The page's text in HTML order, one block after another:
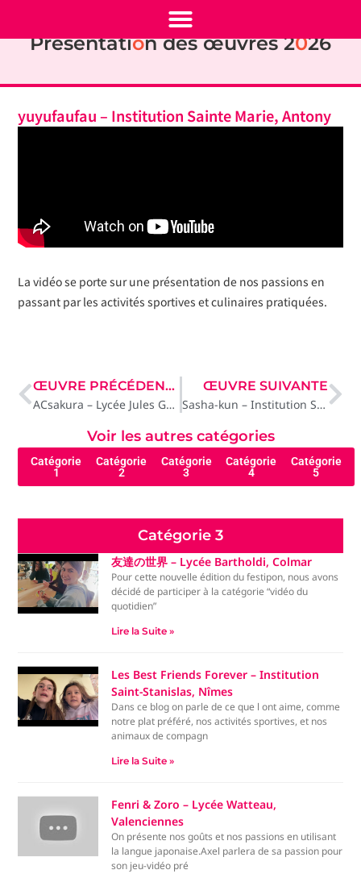
Présentation des œuvres 2026
yuyufaufau – Institution Sainte Marie, Antony
La vidéo se porte sur une présentation de nos passions en
passant par les activités sportives et culinaires pratiquées.
ŒUVRE PRÉCÉDENTE
ACsakura – Lycée Jules Guesde, Montpellier
ŒUVRE SUIVANTE
Sasha-kun – Institution Saint-Stanislas, Nîmes
Voir les autres catégories
Catégorie
1
Catégorie
2
Catégorie
3
Catégorie
4
Catégorie
5
Catégorie 3
友達の世界 – Lycée Bartholdi, Colmar
Pour cette nouvelle édition du festipon, nous avons
décidé de participer à la catégorie “vidéo du
quotidien”
Lire la Suite »
Les Best Friends Forever – Institution
Saint-Stanislas, Nîmes
Dans ce blog on parle de ce que l ont aime, comme
notre plat préféré, nos activités sportives, et nos
animaux de compagn
Lire la Suite »
Fenri & Zoro – Lycée Watteau,
Valenciennes
On présente nos goûts et nos passions en utilisant
la langue japonaise.Axel parlera de sa passion pour
son jeu-vidéo pré